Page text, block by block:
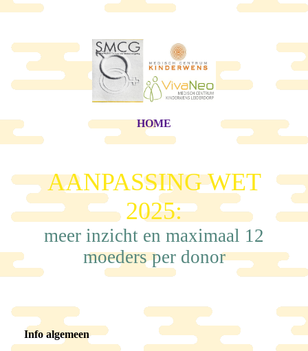
HOME
AANPASSING WET
2025:
meer inzicht en maximaal 12
moeders per donor
Info algemeen